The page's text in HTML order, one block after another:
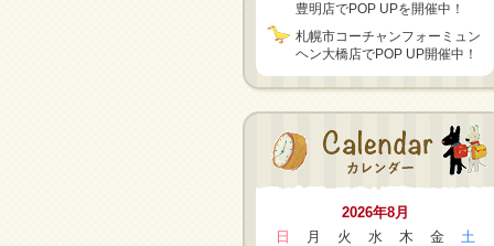
豊明店でPOP UPを開催中！
札幌市コーチャンフォーミュン
ヘン大橋店でPOP UP開催中！
2026年8月
日
月 火 水 木 金
土